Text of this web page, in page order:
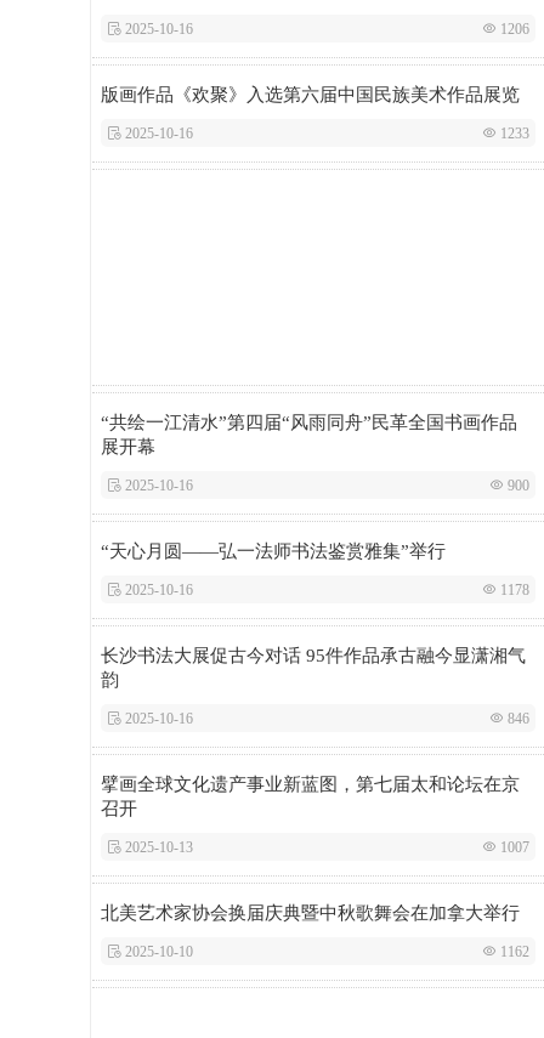
 2025-10-16  1206
版画作品《欢聚》入选第六届中国民族美术作品展览
 2025-10-16  1233
“共绘一江清水”第四届“风雨同舟”民革全国书画作品
展开幕
 2025-10-16  900
“天心月圆——弘一法师书法鉴赏雅集”举行
 2025-10-16  1178
长沙书法大展促古今对话 95件作品承古融今显潇湘气
韵
 2025-10-16  846
擘画全球文化遗产事业新蓝图，第七届太和论坛在京
召开
 2025-10-13  1007
北美艺术家协会换届庆典暨中秋歌舞会在加拿大举行
 2025-10-10  1162